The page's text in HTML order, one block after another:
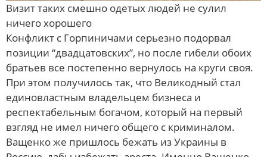
Визит таких смешно одетых людей не сулил
ничего хорошего
Конфликт с Горпиничами серьезно подорвал
позиции “двадцатовских”, но после гибели обоих
братьев все постепенно вернулось на круги своя.
При этом получилось так, что Великодный стал
единовластным владельцем бизнеса и
респектабельным богачом, который на первый
взгляд не имел ничего общего с криминалом.
Ващенко же пришлось бежать из Украины в